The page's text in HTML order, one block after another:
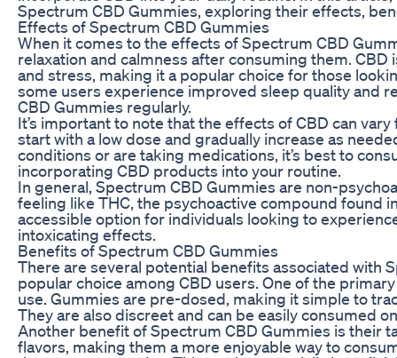
Spectrum CBD Gummies, exploring their effects,
Effects of Spectrum CBD Gummies
When it comes to the effects of Spectrum CBD
relaxation and calmness after consuming them.
and stress, making it a popular choice for those
some users experience improved sleep quality and
CBD Gummies regularly.
It’s important to note that the effects of CBD can
start with a low dose and gradually increase as
conditions or are taking medications, it’s best to
incorporating CBD products into your routine.
In general, Spectrum CBD Gummies are non-
feeling like THC, the psychoactive compound found
accessible option for individuals looking to
intoxicating effects.
Benefits of Spectrum CBD Gummies
There are several potential benefits associated with
popular choice among CBD users. One of the
use. Gummies are pre-dosed, making it simple to
They are also discreet and can be easily consumed
Another benefit of Spectrum CBD Gummies is their
flavors, making them a more enjoyable way to